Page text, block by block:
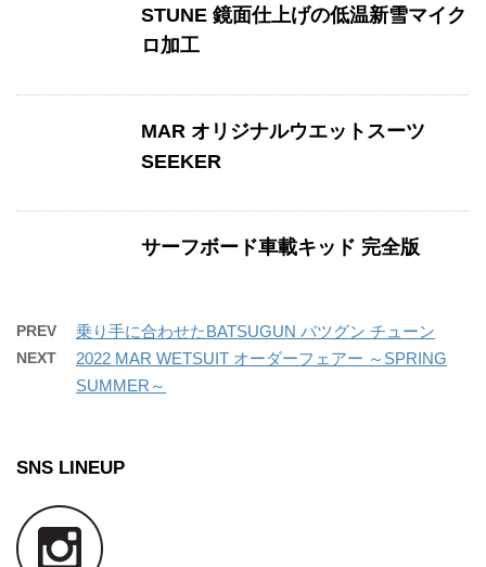
STUNE 鏡面仕上げの低温新雪マイク
ロ加工
MAR オリジナルウエットスーツ
SEEKER
サーフボード車載キッド 完全版
PREV 乗り手に合わせたBATSUGUN バツグン チューン
NEXT
2022 MAR WETSUIT オーダーフェアー ～SPRING
SUMMER～
SNS LINEUP